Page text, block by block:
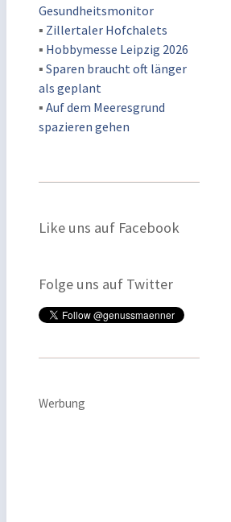
Gesundheitsmonitor
▪ Zillertaler Hofchalets
▪ Hobbymesse Leipzig 2026
▪ Sparen braucht oft länger
als geplant
▪ Auf dem Meeresgrund
spazieren gehen
Like uns auf Facebook
Folge uns auf Twitter
Werbung